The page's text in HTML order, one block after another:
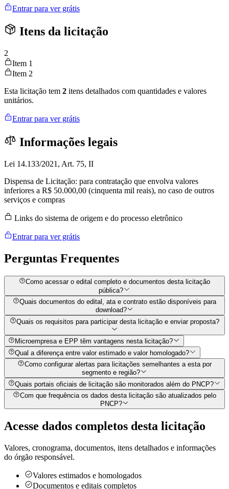
Entrar para ver grátis
Itens da licitação
2
Item 1
Item 2
Esta licitação tem 2 itens detalhados com quantidades e valores
unitários.
Entrar para ver grátis
Informações legais
Lei 14.133/2021, Art. 75, II
Dispensa de Licitação: para contratação que envolva valores
inferiores a R$ 50.000,00 (cinquenta mil reais), no caso de outros
serviços e compras
Links do sistema de origem e do processo eletrônico
Entrar para ver grátis
Perguntas Frequentes
Como acessar o edital completo e documentos desta licitação
pública?
Quais documentos do edital, ata e contrato estão disponíveis para
download?
Quais os requisitos para participar desta licitação e enviar proposta?
Microempresa e EPP têm vantagens nesta licitação?
Qual a diferença entre valor estimado e valor homologado?
Como configurar alertas para licitações semelhantes a esta por
segmento e região?
Quais portais oficiais de licitação são monitorados além do PNCP?
Com que frequência os dados desta licitação são atualizados pelo
PNCP?
Acesse dados completos desta licitação
Valores, cronograma, documentos, itens detalhados e informações
do órgão responsável.
Valores estimados e homologados
Documentos e editais completos